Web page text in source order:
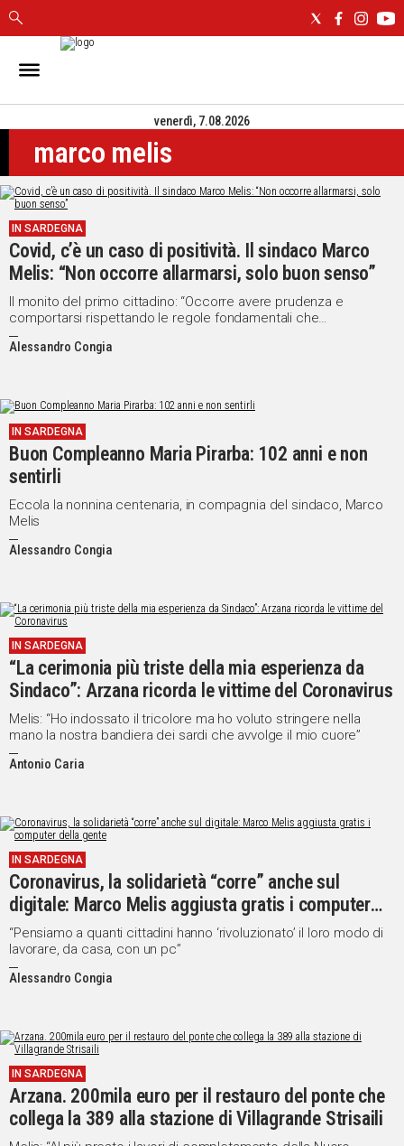
IN
CAGLIARI
SASSARI
NUORO
ORISTANO
SULCIS
GALLURA
OGLIASTRA
CAMPIDANO
POLITICA
IN
ITALIA
NEL
MONDO
SPORT
STORIE
VIDEO
Vai
UNISCITI
AL CANALE
Social
venerdì, 7.08.2026
marco melis
IN SARDEGNA
Covid, c’è un caso di positività. Il sindaco Marco
Melis: “Non occorre allarmarsi, solo buon senso”
Il monito del primo cittadino: “Occorre avere prudenza e
comportarsi rispettando le regole fondamentali che
conosciamo”
Alessandro Congia
IN SARDEGNA
Buon Compleanno Maria Pirarba: 102 anni e non
sentirli
Eccola la nonnina centenaria, in compagnia del sindaco, Marco
Melis
Alessandro Congia
IN SARDEGNA
“La cerimonia più triste della mia esperienza da
Sindaco”: Arzana ricorda le vittime del Coronavirus
Melis: “Ho indossato il tricolore ma ho voluto stringere nella
mano la nostra bandiera dei sardi che avvolge il mio cuore”
Antonio Caria
IN SARDEGNA
Coronavirus, la solidarietà “corre” anche sul
digitale: Marco Melis aggiusta gratis i computer
della gente
“Pensiamo a quanti cittadini hanno ‘rivoluzionato’ il loro modo di
lavorare, da casa, con un pc”
Alessandro Congia
IN SARDEGNA
Arzana. 200mila euro per il restauro del ponte che
collega la 389 alla stazione di Villagrande Strisaili